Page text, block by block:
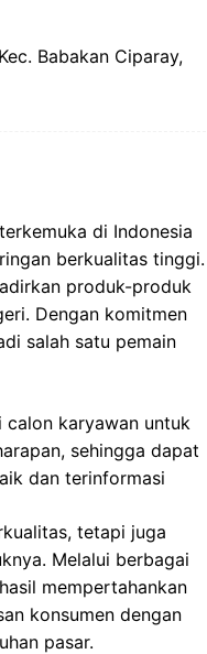
Babakan Ciparay,
di Indonesia
berkualitas tinggi.
produk-produk
Dengan komitmen
salah satu pemain
karyawan untuk
sehingga dapat
dan terinformasi
tetapi juga
Melalui berbagai
mempertahankan
konsumen dengan
pasar.